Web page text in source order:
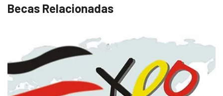
Becas Relacionadas